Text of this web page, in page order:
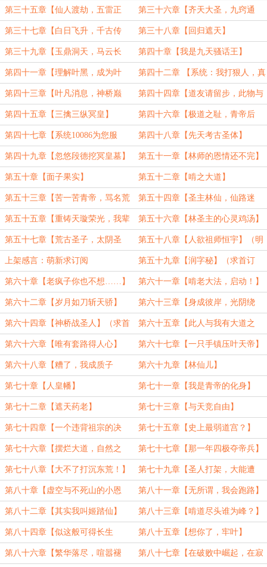
（先更，求月票！） 吗？】
第三十五章【仙人渡劫，五雷正
法】
第三十六章【齐天大圣，九窍通
天】
第三十七章【白日飞升，千古传
奇】
第三十八章【回归遮天】
第三十九章【玉鼎洞天，马云长
老】
第四十章【我是九天骚话王】
第四十一章【理解叶黑，成为叶
黑，超越叶黑】
第四十二章 【系统：我打狠人，真
的假的】
第四十三章【叶凡消息，神桥巅
峰】
第四十四章【道友请留步，此物与
我有缘】
第四十五章【三擒三纵冥皇】 第四十六章【极道之耻，青帝后
人】
第四十七章【系统10086为您服
务】
第四十八章【先天考古圣体】
第四十九章【忽悠段德挖冥皇墓】 第五十一章【林师的恩情还不完】
第五十章【面子果实】 第五十二章【啃之大道】
第五十三章【苦一苦青帝，骂名荒
来担】
第五十四章【圣主林仙，仙路迷
雾】
第五十五章【重铸天璇荣光，我辈
义不容辞】
第五十六章【林圣主的心灵鸡汤】
第五十七章【荒古圣子，太阴圣
女】（明天上架，求订）
第五十八章【人欲祖师恒宇】（明
天上架求首订）
上架感言：萌新求订阅 第五十九章【润字秘】（求首订
啊！）
第六十章【老疯子你也不想……】
（求订阅）
第六十一章【啃老大法，启动！】
第六十二章【岁月如刀斩天骄】 第六十三章【身成彼岸，光阴绕
身】
第六十四章【神桥战圣人】（求首
订，求月票）
第六十五章【此人与我有大道之
争】（求订，求月票）
第六十六章【唯有套路得人心】
（加一更）
第六十七章【一只手镇压叶天帝】
（加二更）
第六十八章【糟了，我成质子
了！】（加三更）
第六十九章【林仙儿】
第七十章【人皇幡】 第七十一章【我是青帝的化身】
（加更）
第七十二章【遮天药老】 第七十三章【与天竞自由】
第七十四章【一个违背祖宗的决
定】（加更）
第七十五章【史上最弱道宫？】
第七十六章【摆烂大道，自然之
法】
第七十七章【那一年四极夺帝兵】
（加更！）
第七十八章【大不了打沉东荒！】 第七十九章【圣人打架，大能遭
殃】
第八十章【虚空与不死山的小恩
怨】（加更）
第八十一章【无所谓，我会跑路】
（加二更）
第八十二章【其实我叫姬踏仙】 第八十三章【啃道尽头谁为峰？】
第八十四章【似这般可得长生
吗？】（加更）
第八十五章【想你了，牢叶】
第八十六章【繁华落尽，喧嚣褪 第八十七章【在破败中崛起，在寂